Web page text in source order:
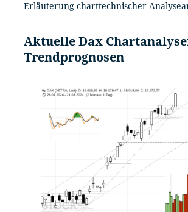
Erläuterung charttechnischer
Aktuelle Dax
Trendprognosen